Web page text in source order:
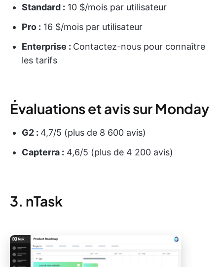
Standard : 10 $/mois par utilisateur
Pro : 16 $/mois par utilisateur
Enterprise : Contactez-nous pour connaître
les tarifs
Évaluations et avis sur Monday
G2 : 4,7/5 (plus de 8 600 avis)
Capterra : 4,6/5 (plus de 4 200 avis)
3. nTask